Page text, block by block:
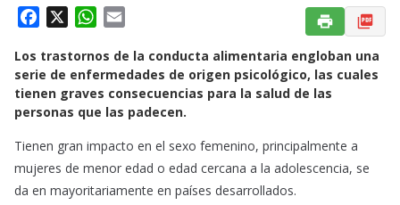
c
e
b
o
k
W
a
t
s
p
p
a
i
l
Los trastornos de la conducta alimentaria engloban una
serie de enfermedades de origen psicológico, las cuales
tienen graves consecuencias para la salud de las
personas que las padecen.
Tienen gran impacto en el sexo femenino, principalmente a
mujeres de menor edad o edad cercana a la adolescencia, se
da en mayoritariamente en países desarrollados.